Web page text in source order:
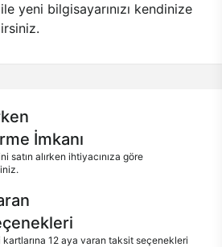
yeni bilgisayarınızı kendinize
İmkanı
satın alırken ihtiyacınıza göre
kartlarına 12 aya varan taksit seçenekleri